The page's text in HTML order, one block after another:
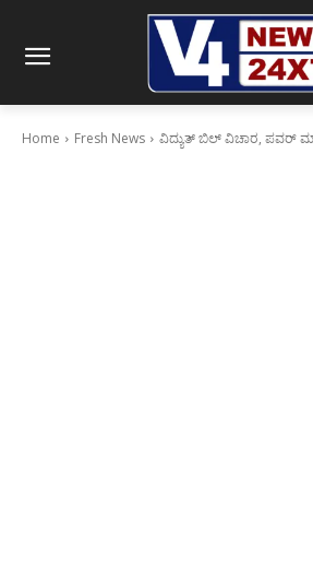
Home Fresh News ವಿದ್ಯುತ್ ಬಿಲ್ ವಿಚಾರ, ಪವರ್